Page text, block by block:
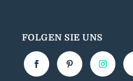
FOLGEN SIE UNS